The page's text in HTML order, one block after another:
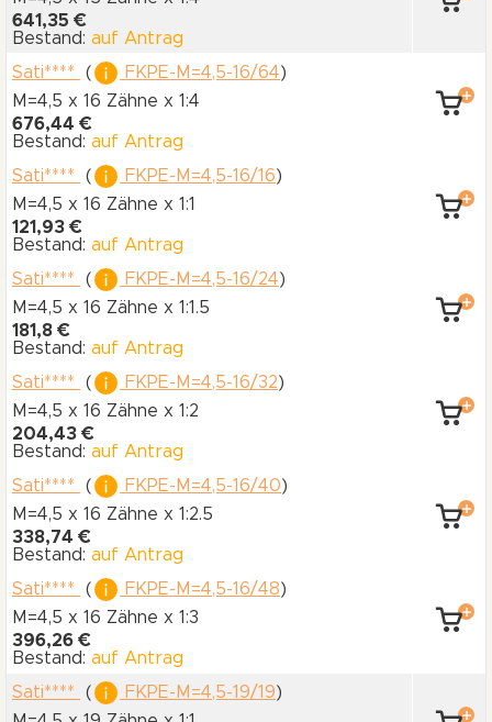
641,35 €
Bestand: auf Antrag
Sati****
( FKPE-M=4,5-16/64)
M=4,5 x 16 Zähne x 1:4
676,44 €
Bestand: auf Antrag
Sati****
( FKPE-M=4,5-16/16)
M=4,5 x 16 Zähne x 1:1
121,93 €
Bestand: auf Antrag
Sati****
( FKPE-M=4,5-16/24)
M=4,5 x 16 Zähne x 1:1.5
181,8 €
Bestand: auf Antrag
Sati****
( FKPE-M=4,5-16/32)
M=4,5 x 16 Zähne x 1:2
204,43 €
Bestand: auf Antrag
Sati****
( FKPE-M=4,5-16/40)
M=4,5 x 16 Zähne x 1:2.5
338,74 €
Bestand: auf Antrag
Sati****
( FKPE-M=4,5-16/48)
M=4,5 x 16 Zähne x 1:3
396,26 €
Bestand: auf Antrag
Sati****
( FKPE-M=4,5-19/19)